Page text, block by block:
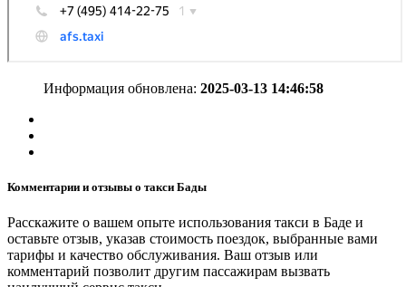
Информация обновлена: 2025-03-13 14:46:58
Комментарии и отзывы о такси Бады
Расскажите о вашем опыте использования такси в Баде и
оставьте отзыв, указав стоимость поездок, выбранные вами
тарифы и качество обслуживания. Ваш отзыв или
комментарий позволит другим пассажирам вызвать